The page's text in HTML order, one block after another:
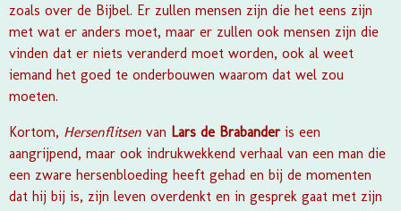
zoals over de Bijbel. Er zullen mensen zijn die het eens zijn
met wat er anders moet, maar er zullen ook mensen zijn die
vinden dat er niets veranderd moet worden, ook al weet
iemand het goed te onderbouwen waarom dat wel zou
moeten.
Kortom, Hersenflitsen van Lars de Brabander is een
aangrijpend, maar ook indrukwekkend verhaal van een man die
een zware hersenbloeding heeft gehad en bij de momenten
dat hij bij is, zijn leven overdenkt en in gesprek gaat met zijn